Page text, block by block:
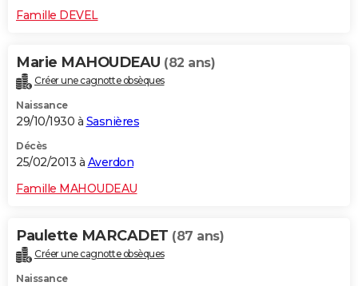
Famille DEVEL
Marie MAHOUDEAU (82 ans)
Créer une cagnotte obsèques
Naissance
29/10/1930 à Sasnières
Décès
25/02/2013 à Averdon
Famille MAHOUDEAU
Paulette MARCADET (87 ans)
Créer une cagnotte obsèques
Naissance